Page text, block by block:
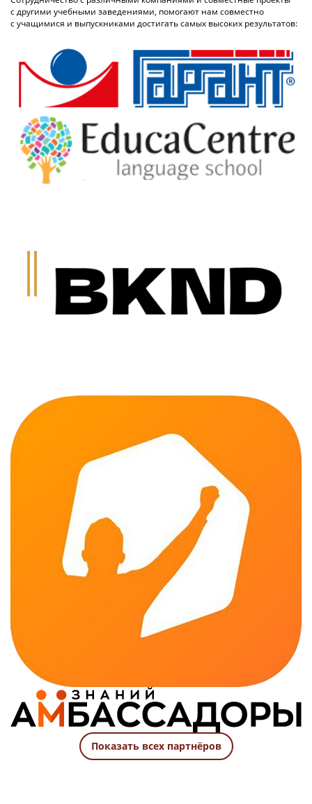
с другими учебными заведениями, помогают нам совместно
с учащимися и выпускниками достигать самых высоких результатов:
Показать всех партнёров